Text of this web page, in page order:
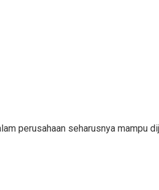
perusahaan seharusnya